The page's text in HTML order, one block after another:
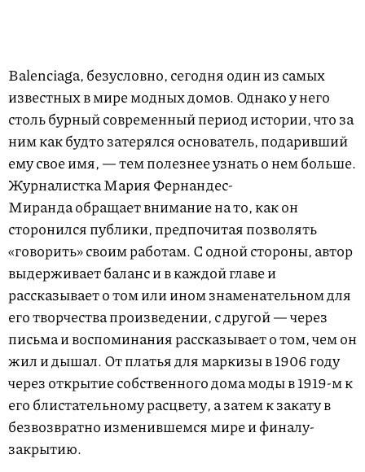
Balenciaga, безусловно, сегодня один из самых
известных в мире модных домов. Однако у него
столь бурный современный период истории, что за
ним как будто затерялся основатель, подаривший
ему свое имя, — тем полезнее узнать о нем больше.
Журналистка Мария Фернандес-
Миранда обращает внимание на то, как он
сторонился публики, предпочитая позволять
«говорить» своим работам. С одной стороны, автор
выдерживает баланс и в каждой главе и
рассказывает о том или ином знаменательном для
его творчества произведении, с другой — через
письма и воспоминания рассказывает о том, чем он
жил и дышал. От платья для маркизы в 1906 году
через открытие собственного дома моды в 1919-м к
его блистательному расцвету, а затем к закату в
безвозвратно изменившемся мире и финалу-
закрытию.